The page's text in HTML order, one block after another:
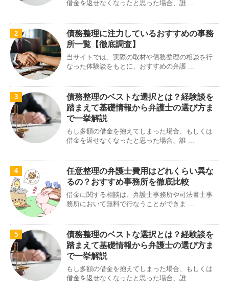
借金を返せなくなったと思った場合、誰 ...
2
債務整理に注力しているおすすめの事務
所一覧【徹底調査】
当サイトでは、実際の取材や債務整理の相談を行
なった体験談をもとに、おすすめの弁護 ...
3
債務整理のベストな選択とは？経験談を
踏まえて基礎情報から弁護士の選び方ま
で一挙解説
もし多額の借金を抱えてしまった場合、もしくは
借金を返せなくなったと思った場合、誰 ...
4
任意整理の弁護士費用はどれくらい異な
るの？おすすめ事務所を徹底比較
借金に関する相談は、弁護士事務所や司法書士事
務所において無料で行なうことができま ...
5
債務整理のベストな選択とは？経験談を
踏まえて基礎情報から弁護士の選び方ま
で一挙解説
もし多額の借金を抱えてしまった場合、もしくは
借金を返せなくなったと思った場合、誰 ...